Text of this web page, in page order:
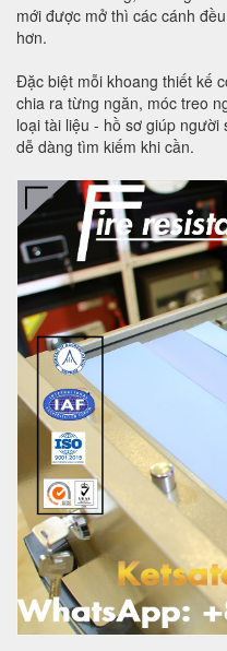
mới được mở thì các cánh
hơn.
Đặc biệt mỗi khoang thiết kế
chia ra từng ngăn, móc treo
loại tài liệu - hồ sơ giúp
dễ dàng tìm kiếm khi cần.